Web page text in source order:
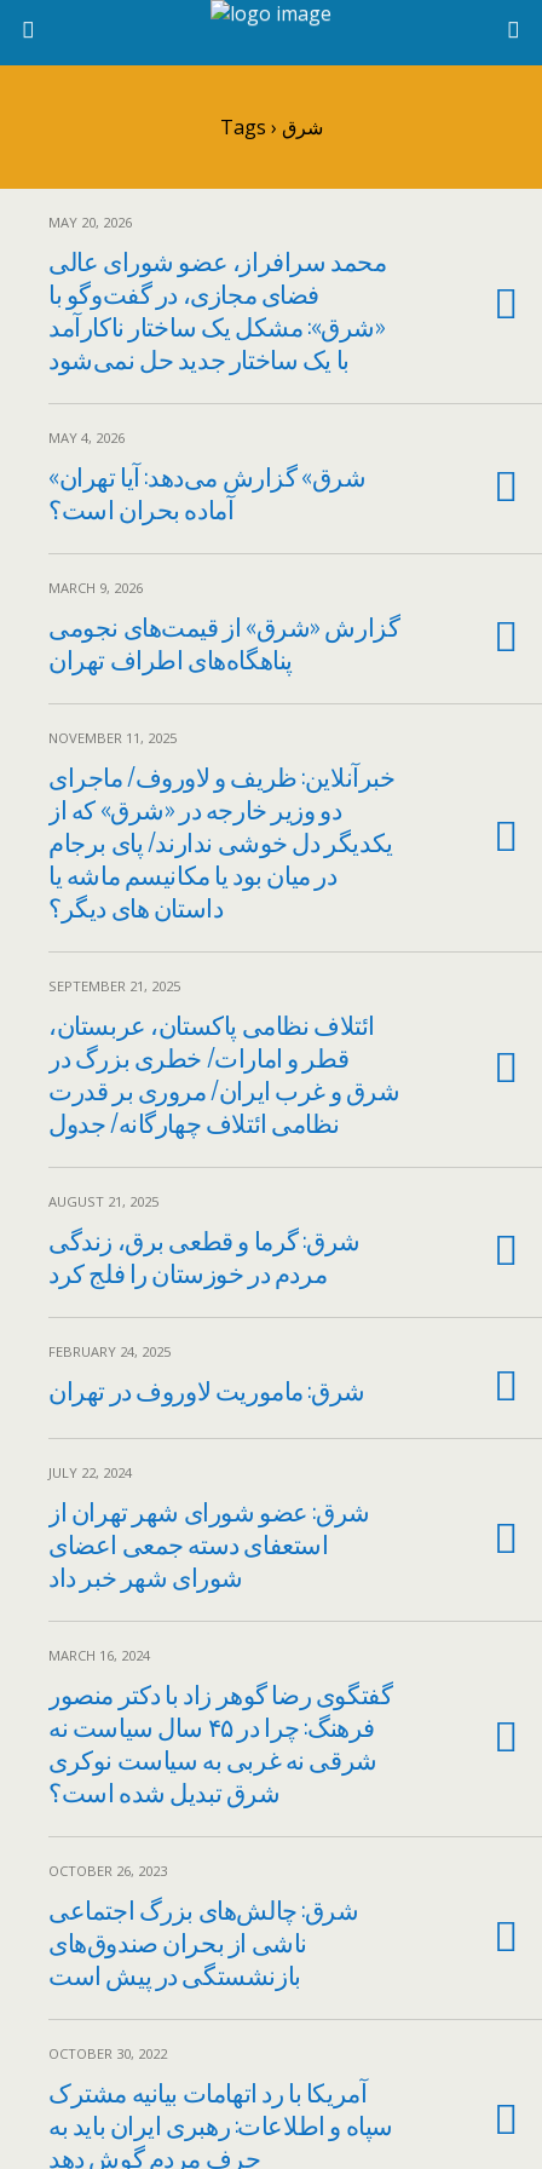
Tags › شرق
MAY 20, 2026
محمد سرافراز، عضو شورای عالی
فضای مجازی، در گفت‌وگو با
«شرق»: مشکل یک ساختار ناکارآمد
با یک ساختار جدید حل نمی‌شود
MAY 4, 2026
«شرق» گزارش می‌دهد: آیا تهران
آماده بحران است؟
MARCH 9, 2026
گزارش «شرق» از قیمت‌های نجومی
پناهگاه‌های اطراف تهران
NOVEMBER 11, 2025
خبرآنلاین: ظریف و لاوروف/ ماجرای
دو وزیر خارجه در «شرق» که از
یکدیگر دل خوشی ندارند/ پای برجام
در میان بود یا مکانیسم ماشه یا
داستان های دیگر؟
SEPTEMBER 21, 2025
ائتلاف نظامی پاکستان، عربستان،
قطر و امارات/ خطری بزرگ در
شرق و غرب ایران/ مروری بر قدرت
نظامی ائتلاف چهارگانه/ جدول
AUGUST 21, 2025
شرق: گرما و قطعی برق، زندگی
مردم در خوزستان را فلج کرد
FEBRUARY 24, 2025
شرق: ماموریت لاوروف در تهران
JULY 22, 2024
شرق: عضو شورای شهر تهران از
استعفای دسته جمعی اعضای
شورای شهر خبر داد
MARCH 16, 2024
گفتگوی رضا گوهر زاد با دکتر منصور
فرهنگ: چرا در ۴۵ سال سیاست نه
شرقی نه غربی به سیاست نوکری
شرق تبدیل شده است؟
OCTOBER 26, 2023
شرق: چالش‌های بزرگ اجتماعی
ناشی از بحران صندوق‌های
بازنشستگی در پیش است
OCTOBER 30, 2022
آمریکا با رد اتهامات بیانیه مشترک
سپاه و اطلاعات: رهبری ایران باید به
حرف مردم گوش دهد